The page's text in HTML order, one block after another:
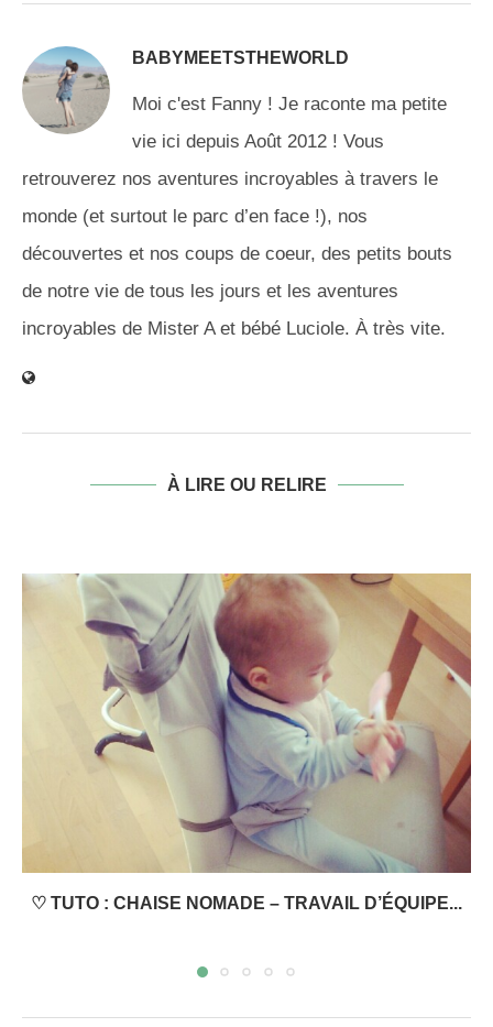
BABYMEETSTHEWORLD
Moi c'est Fanny ! Je raconte ma petite
vie ici depuis Août 2012 ! Vous
retrouverez nos aventures incroyables à travers le
monde (et surtout le parc d’en face !), nos
découvertes et nos coups de coeur, des petits bouts
de notre vie de tous les jours et les aventures
incroyables de Mister A et bébé Luciole. À très vite.
À LIRE OU RELIRE
♡ TUTO : CHAISE NOMADE – TRAVAIL D’ÉQUIPE...